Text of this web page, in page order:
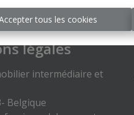
tous les cookies
légales
intermédiaire et
Belgique